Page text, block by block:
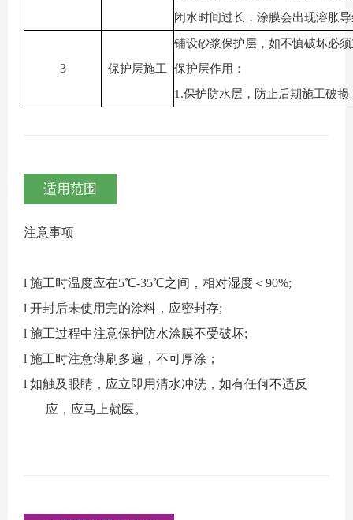
闭水时间过长，涂膜会出现溶胀
3 保护层施工
铺设砂浆保护层，如不慎破坏必
保护层作用：
1.保护防水层，防止后期施工破
适用范围
注意事项
l 施工时温度应在5℃-35℃之间， 相对湿度＜ 90%;
l 开封后未使用完的涂料 ，应密封存;
l 施工过程中注意保护防水涂膜不受破坏;
l 施工时注意薄刷多遍，不可厚涂；
l 如触及眼睛，应立即用清水冲洗，如有任何不适反
应，应马上就医。